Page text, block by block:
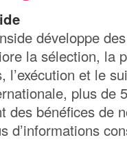
développe
la sélection, la
l’exécution et le
plus de
des bénéfices de
d’informations